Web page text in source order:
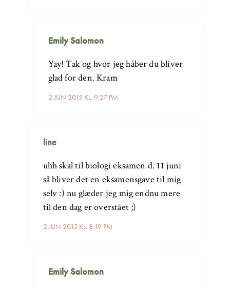
Emily Salomon
2 JUN 2015 KL. 9:27 PM
Yay! Tak og hvor jeg håber du bliver
glad for den. Kram
line
2 JUN 2015 KL. 8:19 PM
uhh skal til biologi eksamen d. 11 juni
så bliver det en eksamensgave til mig
selv :) nu glæder jeg mig endnu mere
til den dag er overstået ;)
Emily Salomon